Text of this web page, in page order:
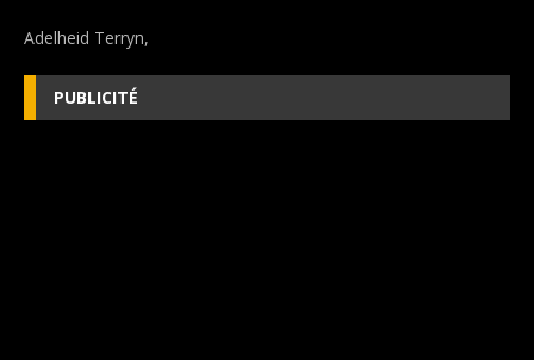
Adelheid Terryn,
PUBLICITÉ